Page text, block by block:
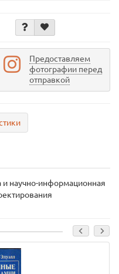
Предоставляем
фотографии перед
отправкой
и научно-информационная